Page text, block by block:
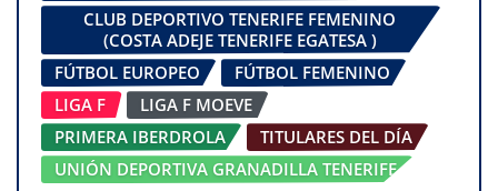
CLUB DEPORTIVO TENERIFE FEMENINO
(COSTA ADEJE TENERIFE EGATESA )
FÚTBOL EUROPEO
FÚTBOL FEMENINO
LIGA F
LIGA F MOEVE
PRIMERA IBERDROLA
TITULARES DEL DÍA
UNIÓN DEPORTIVA GRANADILLA TENERIFE